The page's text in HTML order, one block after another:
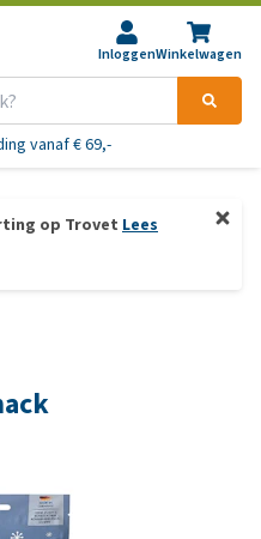
InloggenWinkelwagen
vanaf € 69,-
op Trovet Lees